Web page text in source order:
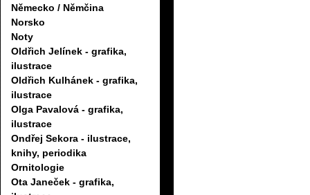
Německo / Němčina
Norsko
Noty
Oldřich Jelínek - grafika,
ilustrace
Oldřich Kulhánek - grafika,
ilustrace
Olga Pavalová - grafika,
ilustrace
Ondřej Sekora - ilustrace,
knihy, periodika
Ornitologie
Ota Janeček - grafika,